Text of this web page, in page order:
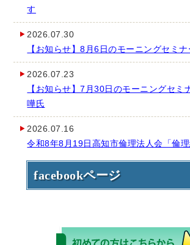
す
2026.07.30
【お知らせ】8月6日のモーニングセミ
2026.07.23
【お知らせ】7月30日のモーニングセミ
嘩氏
2026.07.16
令和8年8月19日高知市倫理法人会「倫
2026.07.16
2026.07.09
facebookページ